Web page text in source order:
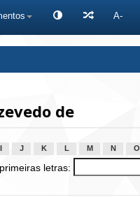
A-
de
J K L M N O
letras: